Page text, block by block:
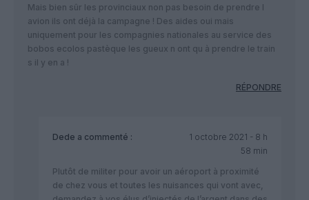
Mais bien sûr les provinciaux non pas besoin de prendre l
avion ils ont déjà la campagne ! Des aides oui mais
uniquement pour les compagnies nationales au service des
bobos ecolos pastèque les gueux n ont qu à prendre le train
s il y en a !
RÉPONDRE
Dede a commenté :
1 octobre 2021 - 8 h
58 min
Plutôt de militer pour avoir un aéroport à proximité
de chez vous et toutes les nuisances qui vont avec,